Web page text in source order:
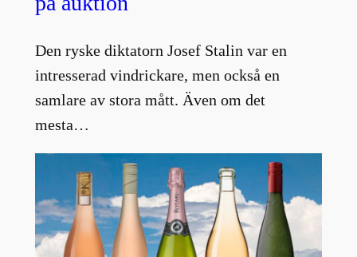
Den ryske diktatorn Josef Stalin var en
intresserad vindrickare, men också en
samlare av stora mått. Även om det
mesta…